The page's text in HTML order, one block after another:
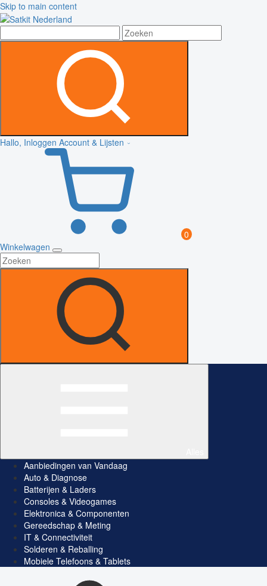
Skip to main content
Hallo, Inloggen Account & Lijsten
0
Winkelwagen
Aanbiedingen van Vandaag
Auto & Diagnose
Batterijen & Laders
Consoles & Videogames
Elektronica & Componenten
Gereedschap & Meting
IT & Connectiviteit
Solderen & Reballing
Mobiele Telefoons & Tablets